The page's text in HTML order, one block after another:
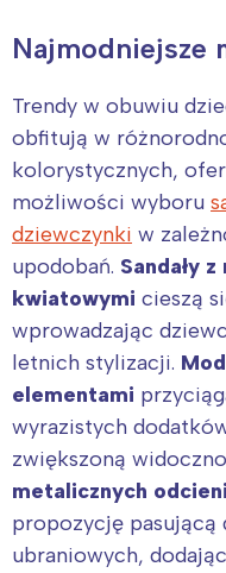
Najmodniejsze
Trendy w obuwiu
obfitują w
kolorystycznych,
możliwości wyboru
dziewczynki w
upodobań. Sandały
kwiatowymi cieszą
wprowadzając
letnich stylizacji.
elementami
wyrazistych
zwiększoną
metalicznych
propozycję pasującą
ubraniowych,